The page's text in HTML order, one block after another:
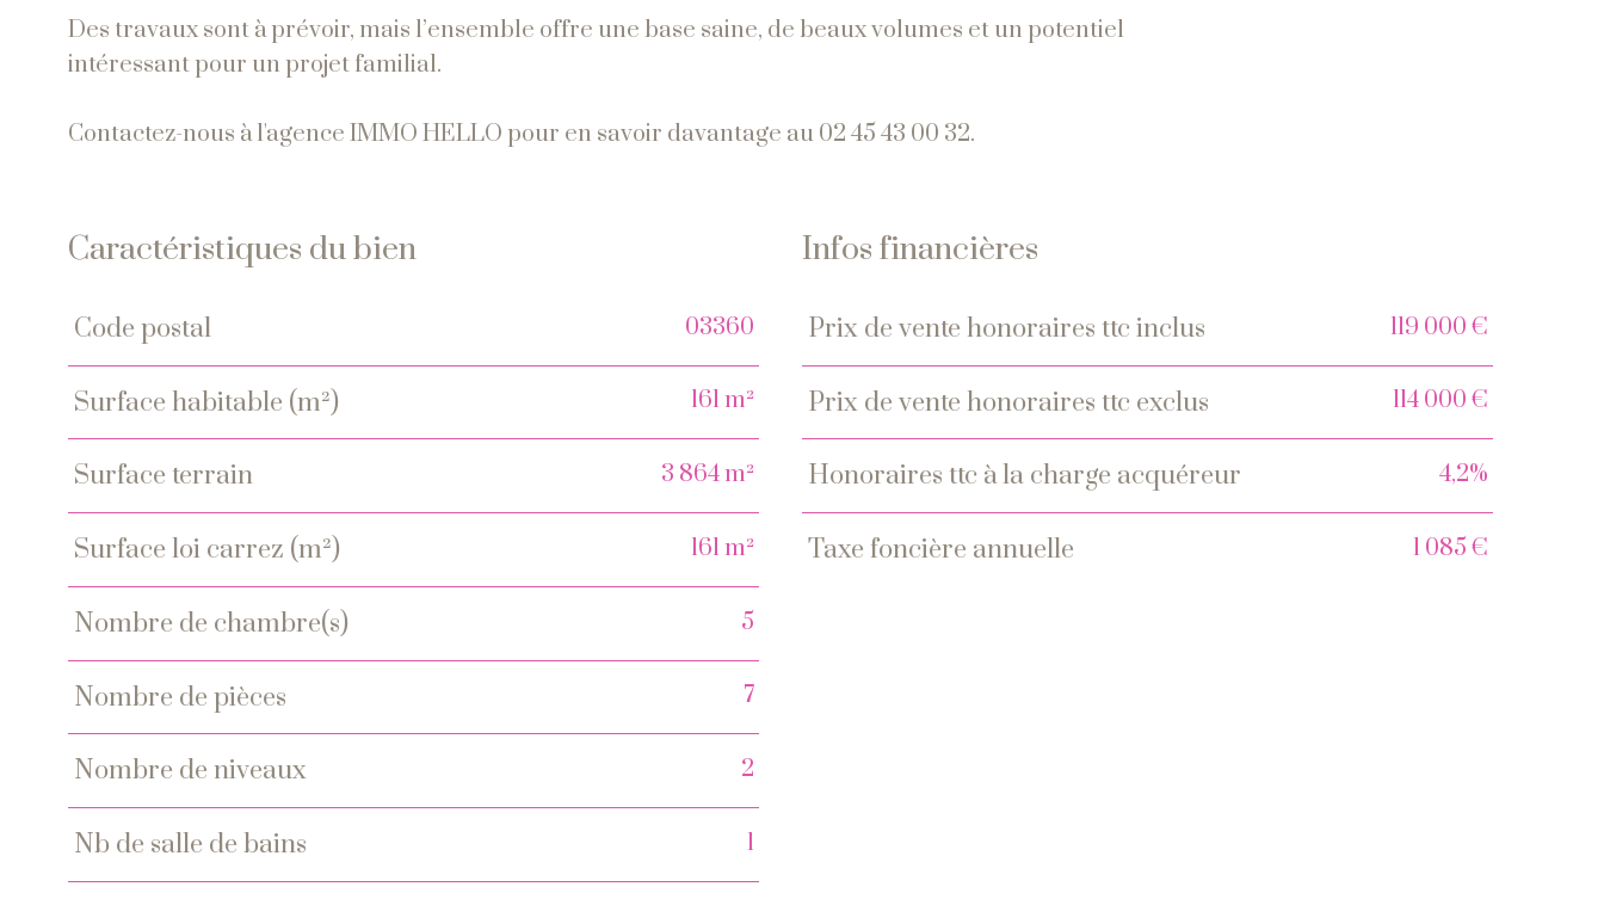
Des travaux sont à prévoir, mais l’ensemble offre une base saine, de beaux volumes et un potentiel
intéressant pour un projet familial.
Contactez-nous à l'agence IMMO HELLO pour en savoir davantage au 02 45 43 00 32.
Caractéristiques du bien
Caractéristiques
code postal 03360
surface habitable (m²) 161 m²
surface terrain 3 864 m²
surface loi carrez (m²) 161 m²
nombre de chambre(s) 5
nombre de pièces 7
nombre de niveaux 2
nb de salle de bains 1
Infos financières
Caractéristiques Valeurs
prix de vente honoraires ttc inclus 119 000 €
prix de vente honoraires ttc exclus 114 000 €
honoraires ttc à la charge acquéreur 4,2%
taxe foncière annuelle 1 085 €